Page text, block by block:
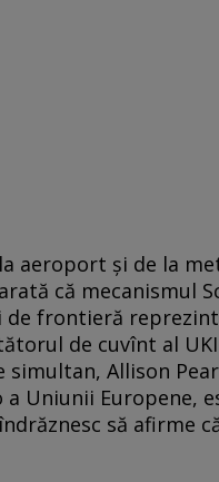
aeroport și de la
că mecanismul
frontieră
de cuvînt al
simultan, Allison
Uniunii Europene,
să afirme